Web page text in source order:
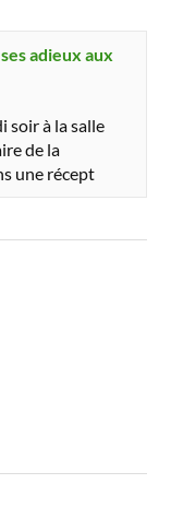
adieux aux
soir à la salle
de la
une récept